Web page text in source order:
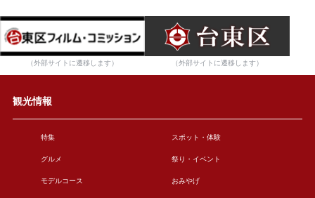
（外部サイトに遷移します） （外部サイトに遷移します）
観光情報
特集 スポット・体験
グルメ 祭り・イベント
モデルコース おみやげ